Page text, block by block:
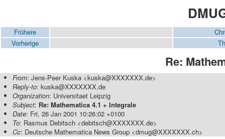
Frühere
Vorherige
Re:
From: Jens-Peer Kuska <kuska@XXXXXXX.de>
Reply-to: kuska@XXXXXXX.de
Organization: Universitaet Leipzig
Subject: Re: Mathematica 4.1 + Integrale
Date: Fri, 26 Jan 2001 10:26:02 +0100
To: Rasmus Debitsch <debitsch@XXXXXXX.de>
Cc: Deutsche Mathematica News Group <dmug@XXXXXXX.ch>